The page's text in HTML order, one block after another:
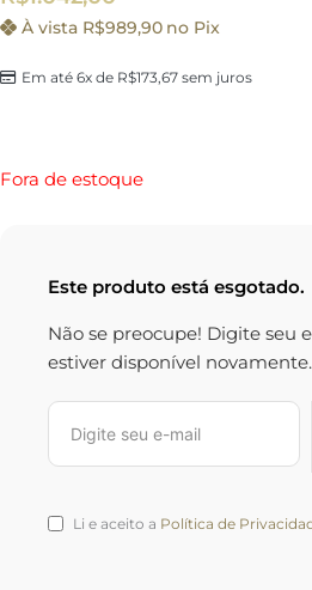
Em até 6x de R$173,67sem juros
À vista R$989,90 no Pix
Fora de estoque
Este produto está esgotado.
Não se preocupe! Digite seu
estiver disponível novamente.
Li e aceito a Política de